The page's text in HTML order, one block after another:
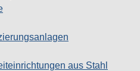
aus Stahl